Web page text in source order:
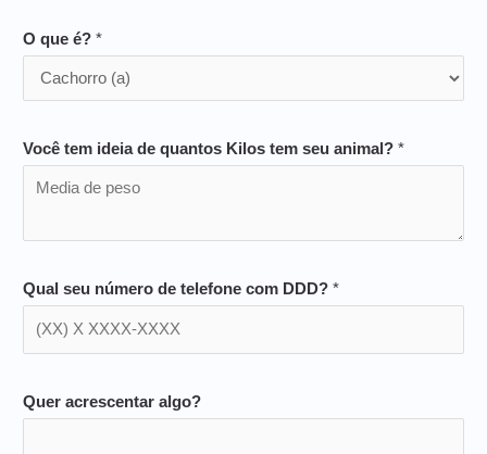
O que é? *
Você tem ideia de quantos Kilos tem seu animal? *
Qual seu número de telefone com DDD? *
Quer acrescentar algo?